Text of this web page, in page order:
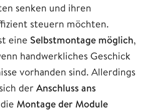
senken und ihren
steuern möchten.
eine Selbstmontage möglich,
handwerkliches Geschick
vorhanden sind. Allerdings
derAnschluss ans
Montage der Module